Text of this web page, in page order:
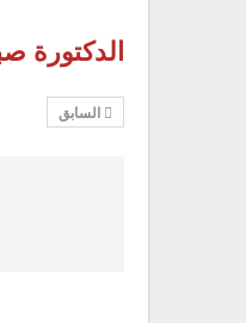
الدكتورة
السابق